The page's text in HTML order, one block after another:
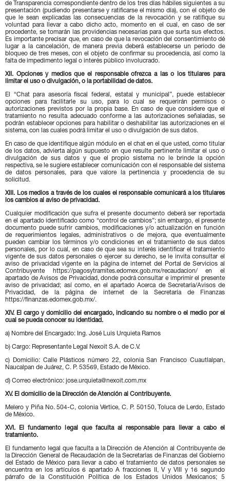
de Transparencia correspondiente dentro de los tres días hábiles siguientes a su
presentación (pudiendo presentarse y ratificarse el mismo día), con el objeto de
que le sean explicadas las consecuencias de la revocación y se ratifique su
voluntad para llevar a cabo dicho acto, momento en el cual, en caso de ser
procedente, se tomarán las providencias necesarias para que surta sus efectos.
Es importante precisar que, en caso de que la revocación del consentimiento dé
lugar a la cancelación, de manera previa deberá establecerse un periodo de
bloqueo de tres meses, con el objeto de confirmar su procedencia, así como la
falta de impedimento legal o interés público involucrado.
XII. Opciones y medios que el responsable ofrezca a las o los titulares para
limitar el uso o divulgación, o la portabilidad de datos.
El “Chat para asesoría fiscal federal, estatal y municipal”, puede establecer
opciones para facilitarle su uso, para lo cual se requerirán permisos o
autorizaciones previstos por la propia base. En caso de que considere que el
tratamiento no resulta adecuado conforme a las autorizaciones señaladas, se
podrán establecer opciones para habilitar o deshabilitar las autorizaciones en el
sistema, con las cuales podrá limitar el uso o divulgación de sus datos.
En caso de que identifique algún módulo en el chat en el que usted, como titular
de los datos, advierta algún supuesto en que resulte pertinente limitar el uso o
divulgación de sus datos y que el propio sistema no le brinde la opción
respectiva, se le sugiere establecer comunicación con el responsable del sistema
de datos personales, para que valore la pertinencia y procedencia de su
solicitud.
XIII. Los medios a través de los cuales el responsable comunicará a los titulares
los cambios al aviso de privacidad.
Cualquier modificación que sufra el presente documento deberá ser reportada
en el apartado identificado como “control de cambios”; sin embargo, el presente
documento puede sufrir cambios, modificaciones y/o actualización en función
de requerimientos legales, administrativos o de mejora, que eventualmente
pueden cambiar los términos y/o condiciones en el tratamiento de sus datos
personales, por lo cual, en caso de que sea su interés identificar el tratamiento
vigente de sus datos personales o ejercer su derecho, se le invita consultar el
aviso de privacidad vigente en la página de internet del Portal de Servicios al
Contribuyente https://pagosytramites.edomex.gob.mx/recaudacion/ en el
apartado de Avisos de Privacidad, donde podrá consultar e imprimir el presente
aviso de privacidad; así como, en el apartado Acerca de Secretaría/Avisos de
Privacidad, de la página de internet de la Secretaría de Finanzas
https://finanzas.edomex.gob.mx/.
XIV. El cargo y domicilio del encargado, indicando su nombre o el medio por el
cual se pueda conocer su identidad.
a) Nombre del Encargado: Ing. José Luis Urquieta Ramos
b) Cargo: Representante Legal Nexoit S.A. de C.V.
c) Domicilio: Calle Plásticos número 22, colonia San Francisco Cuautlalpan,
Naucalpan de Juárez, C. P. 53569, Estado de México.
d) Correo electrónico: jose.urquieta@nexoit.com.mx
XV. El domicilio de la Dirección de Atención al Contribuyente.
Melero y Piña No. 504-C, colonia Vértice, C. P. 50150, Toluca de Lerdo, Estado
de México.
XVI. El fundamento legal que faculta al responsable para llevar a cabo el
tratamiento.
El fundamento legal que faculta a la Dirección de Atención al Contribuyente de
la Dirección General de Recaudación de la Secretarías de Finanzas del Gobierno
del Estado de México para llevar a cabo el tratamiento de datos personales se
encuentra en los artículos 6 apartado A fracciones II, V y VIII y 16 segundo
párrafo de la Constitución Política de los Estados Unidos Mexicanos; 5